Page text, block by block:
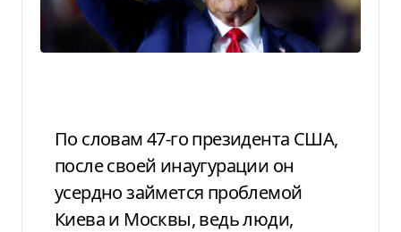
По словам 47-го президента США,
после своей инаугурации он
усердно займется проблемой
Киева и Москвы, ведь люди,